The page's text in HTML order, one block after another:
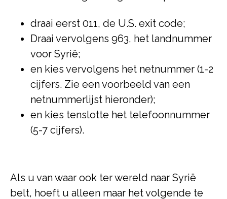
draai eerst 011, de U.S. exit code;
Draai vervolgens 963, het landnummer
voor Syrië;
en kies vervolgens het netnummer (1-2
cijfers. Zie een voorbeeld van een
netnummerlijst hieronder);
en kies tenslotte het telefoonnummer
(5-7 cijfers).
Als u van waar ook ter wereld naar Syrië
belt, hoeft u alleen maar het volgende te